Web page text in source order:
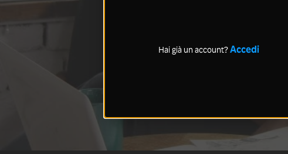
Hai già un account?Accedi